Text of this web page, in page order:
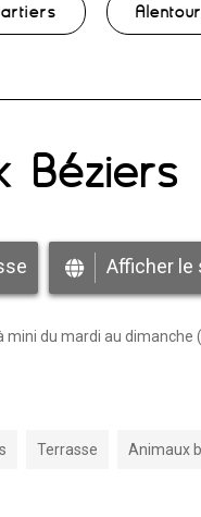
Béziers
Afficher le
mini du mardi au dimanche
Terrasse Animaux